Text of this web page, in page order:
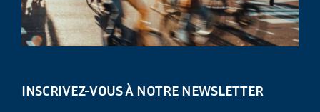
INSCRIVEZ-VOUS À NOTRE NEWSLETTER